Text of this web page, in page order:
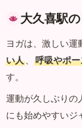
大久喜駅
ヨガは、激しい運
い人 、 呼吸やポ
す。
運動が久しぶりの
にも始めやすいジ